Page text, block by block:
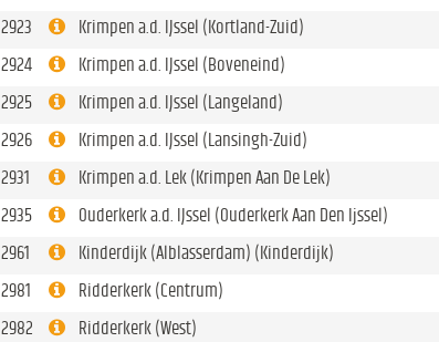
2923
Krimpen a.d. IJssel (Kortland-Zuid)
2924
Krimpen a.d. IJssel (Boveneind)
2925
Krimpen a.d. IJssel (Langeland)
2926
Krimpen a.d. IJssel (Lansingh-Zuid)
2931
Krimpen a.d. Lek (Krimpen Aan De Lek)
2935
Ouderkerk a.d. IJssel (Ouderkerk Aan Den Ijssel)
2961
Kinderdijk (Alblasserdam) (Kinderdijk)
2981
Ridderkerk (Centrum)
2982
Ridderkerk (West)